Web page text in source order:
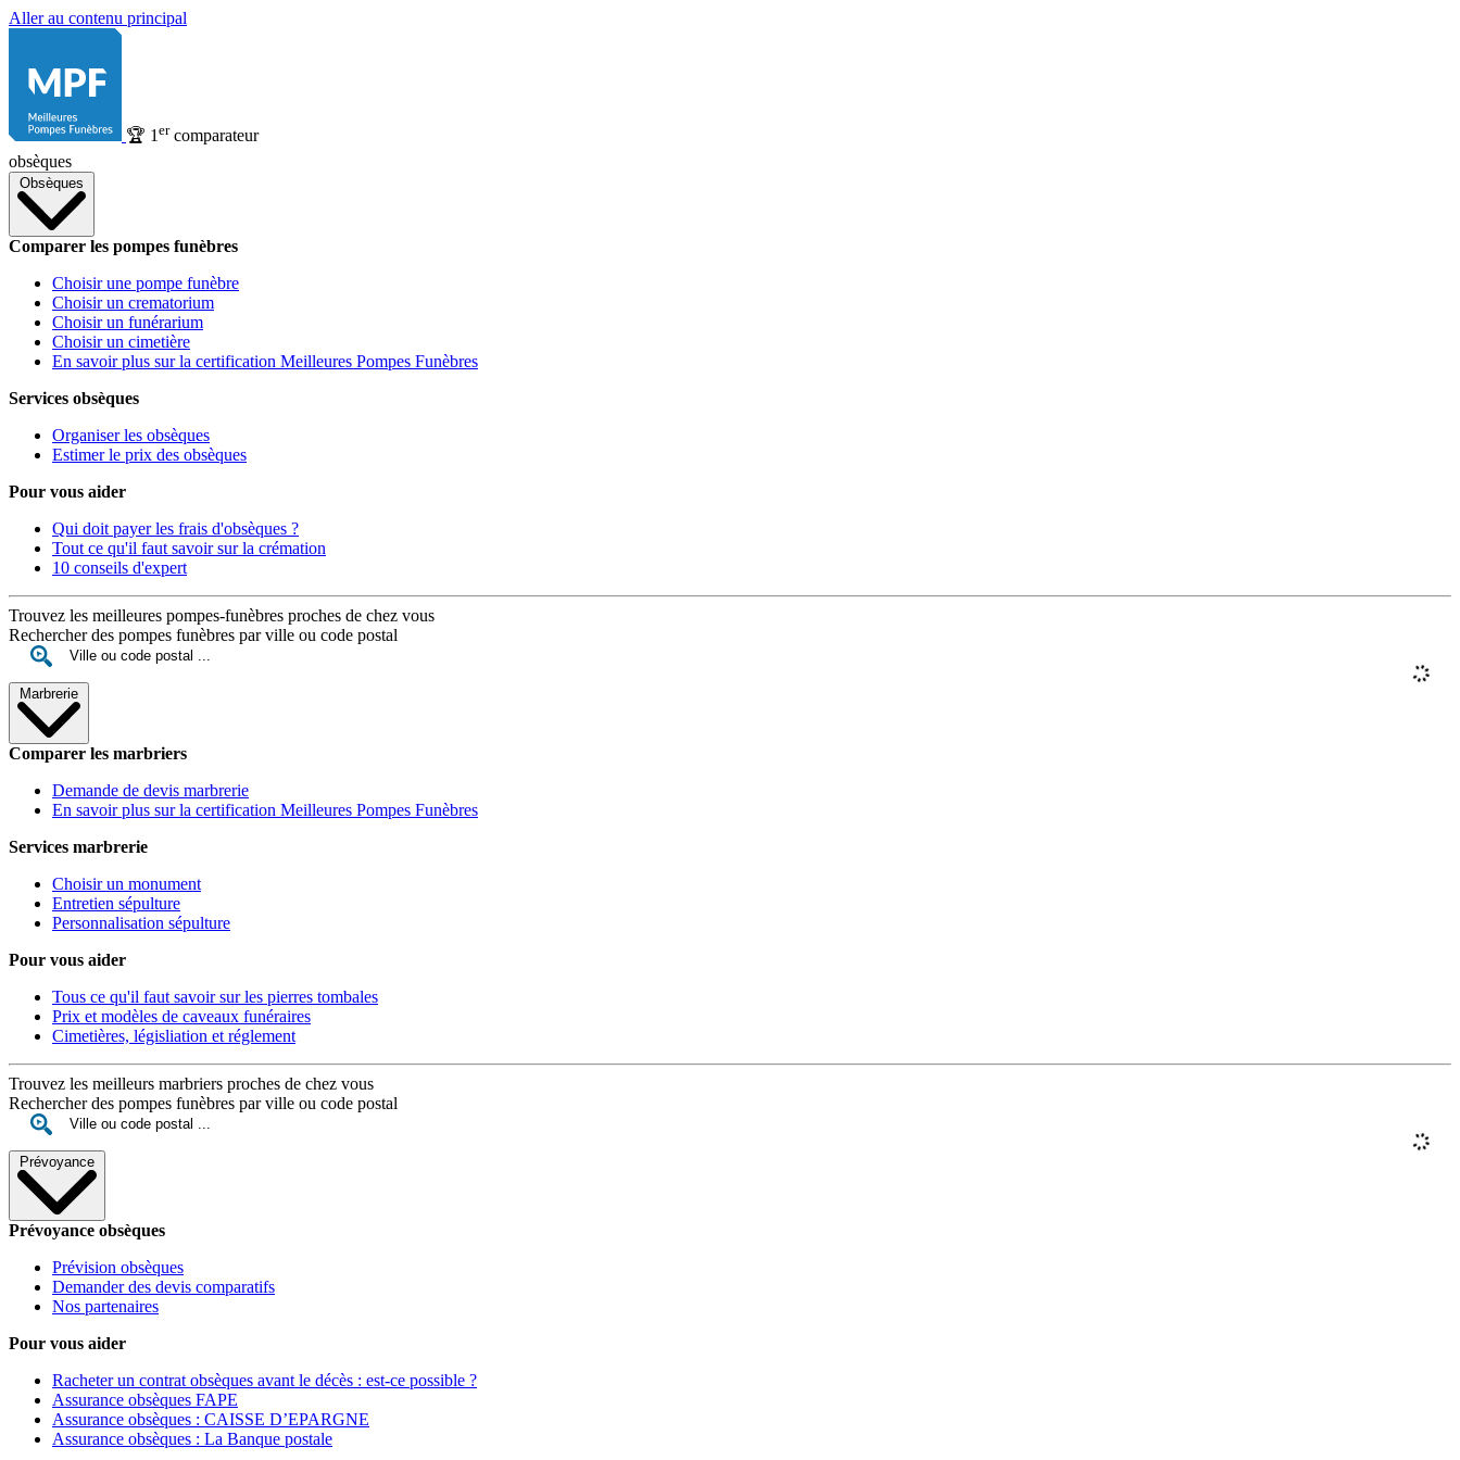
Aller au contenu principal
🏆 1 ercomparateur
obsèques
Obsèques
Comparer les pompes funèbres
Choisir une pompe funèbre
Choisir un crematorium
Choisir un funérarium
Choisir un cimetière
En savoir plus sur la certification Meilleures Pompes Funèbres
Services obsèques
Organiser les obsèques
Estimer le prix des obsèques
Pour vous aider
Qui doit payer les frais d'obsèques ?
Tout ce qu'il faut savoir sur la crémation
10 conseils d'expert
Trouvez les meilleures pompes-funèbres proches de chez vous
Rechercher des pompes funèbres par ville ou code postal
Marbrerie
Comparer les marbriers
Demande de devis marbrerie
En savoir plus sur la certification Meilleures Pompes Funèbres
Services marbrerie
Choisir un monument
Entretien sépulture
Personnalisation sépulture
Pour vous aider
Tous ce qu'il faut savoir sur les pierres tombales
Prix et modèles de caveaux funéraires
Cimetières, législiation et réglement
Trouvez les meilleurs marbriers proches de chez vous
Rechercher des pompes funèbres par ville ou code postal
Prévoyance
Prévoyance obsèques
Prévision obsèques
Demander des devis comparatifs
Nos partenaires
Pour vous aider
Racheter un contrat obsèques avant le décès : est-ce possible ?
Assurance obsèques FAPE
Assurance obsèques : CAISSE D’EPARGNE
Assurance obsèques : La Banque postale